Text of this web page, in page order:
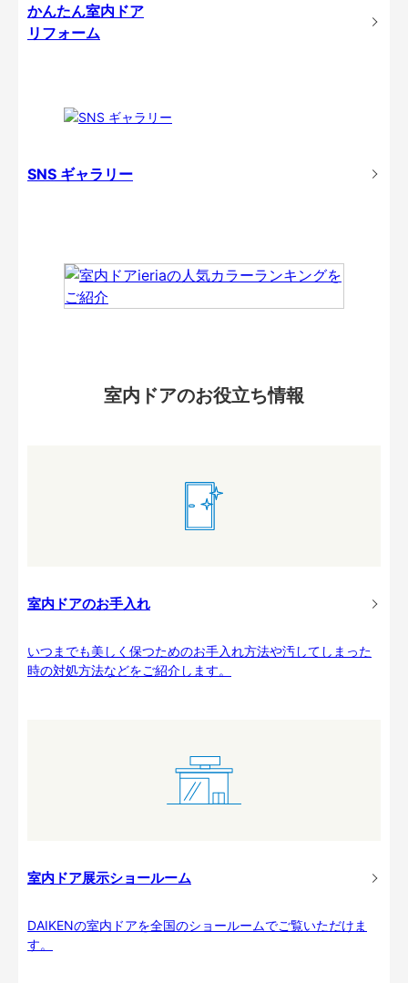
かんたん室内ドア
リフォーム
SNS ギャラリー
室内ドアのお役立ち情報
室内ドアのお手入れ
いつまでも美しく保つためのお手入れ方法や汚してしまった
時の対処方法などをご紹介します。
室内ドア展示ショールーム
DAIKENの室内ドアを全国のショールームでご覧いただけま
す。